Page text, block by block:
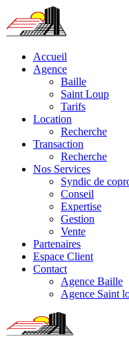
Accueil
Agence
Baille
Saint Loup
Tarifs
Location
Recherche
Transaction
Recherche
Nos Services
Syndic de
Conseil
Expertise
Gestion
Vente
Partenaires
Espace Client
Contact
Agence Baille
Agence Saint